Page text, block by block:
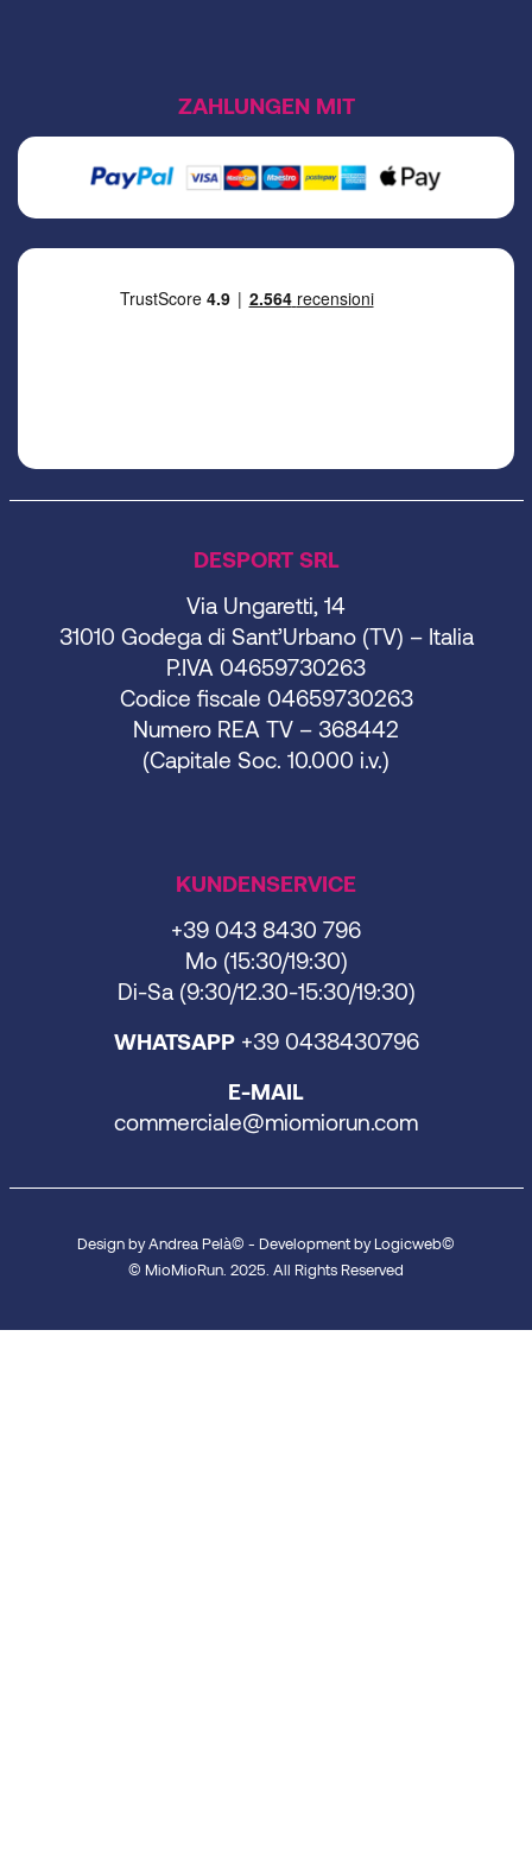
DESPORT SRL
Via Ungaretti, 14
31010 Godega di Sant’Urbano (TV) – Italia
P.IVA 04659730263
Codice fiscale 04659730263
Numero REA TV – 368442
(Capitale Soc. 10.000 i.v.)
KUNDENSERVICE
+39 043 8430 796
Mo (15:30/19:30)
Di-Sa (9:30/12.30-15:30/19:30)
WHATSAPP +39 0438430796
E-MAIL
commerciale@miomiorun.com
ZAHLUNGEN MIT
Design by Andrea Pelà© - Development by Logicweb©
© MioMioRun. 2025. All Rights Reserved